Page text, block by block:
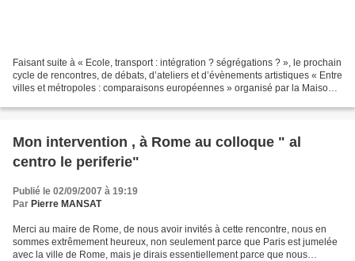
Faisant suite à « Ecole, transport : intégration ? ségrégations ? », le prochain
cycle de rencontres, de débats, d’ateliers et d’évènements artistiques « Entre
villes et métropoles : comparaisons européennes » organisé par la Maison
Mon intervention , à Rome au colloque " al
centro le periferie"
Publié le 02/09/2007 à 19:19
Par Pierre MANSAT
Merci au maire de Rome, de nous avoir invités à cette rencontre, nous en
sommes extrêmement heureux, non seulement parce que Paris est jumelée
avec la ville de Rome, mais je dirais essentiellement parce que nous